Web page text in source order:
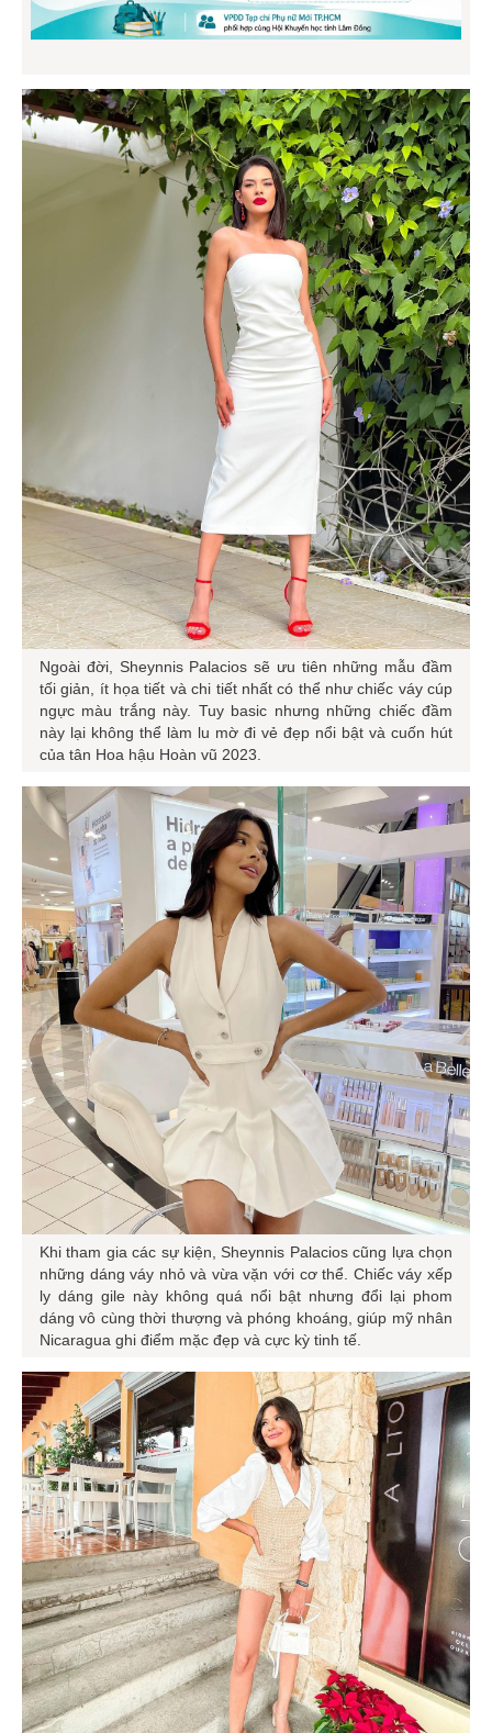
Ngoài đời, Sheynnis Palacios sẽ ưu tiên những mẫu đầm
tối giản, ít họa tiết và chi tiết nhất có thể như chiếc váy cúp
ngực màu trắng này. Tuy basic nhưng những chiếc đầm
này lại không thể làm lu mờ đi vẻ đẹp nổi bật và cuốn hút
của tân Hoa hậu Hoàn vũ 2023.
Khi tham gia các sự kiện, Sheynnis Palacios cũng lựa chọn
những dáng váy nhỏ và vừa vặn với cơ thể. Chiếc váy xếp
ly dáng gile này không quá nổi bật nhưng đổi lại phom
dáng vô cùng thời thượng và phóng khoáng, giúp mỹ nhân
Nicaragua ghi điểm mặc đẹp và cực kỳ tinh tế.